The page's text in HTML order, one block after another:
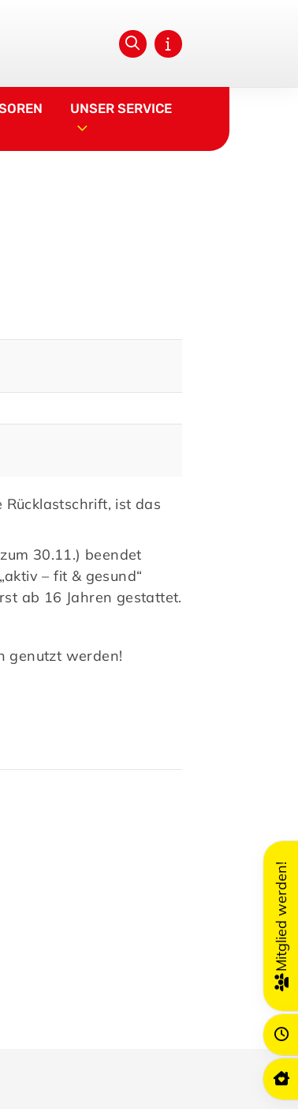
UNSER SERVICE
ist das
30.11.) beendet
– fit & gesund“
ab 16 Jahren gestattet.
genutzt werden!
Mitglied werden!
So erreichen Sie uns
Impressum
Datenschutz